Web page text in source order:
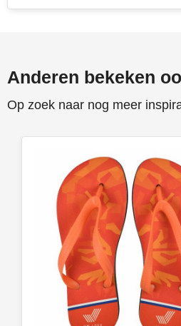
Anderen bekeken
Op zoek naar nog meer